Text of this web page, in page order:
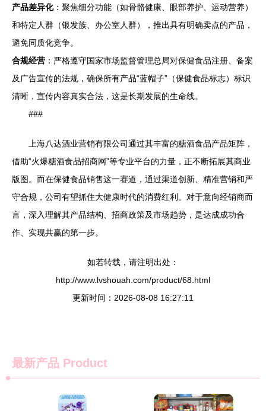
产品差异化：聚焦细分功能（如骨骼健康、眼部养护、运动营养）
和特定人群（银发族、办公室人群），推出具有明确卖点的产品，
避免同质化竞争。
合规经营 ：严格遵守国家市场监督管理总局对保健食品注册、备案
及广告宣传的法规，确保所有产品“蓝帽子”（保健食品标志）标识
清晰，宣传内容真实合法，这是长期发展的生命线。
###
上海八达酒业营销有限公司通过其丰富的糖酒食品产品矩阵，
借助“火爆糖酒食品招商网”等专业平台的力量，正不断拓展其商业
版图。而在保健食品销售这一赛道，通过渠道创新、精准营销和严
守合规，公司有望抓住大健康时代的消费红利。对于意向经销商而
言，深入理解其产品结构、招商政策及市场趋势，是达成成功合
作、实现共赢的第一步。
如若转载，请注明出处：
http://www.lvshouah.com/product/68.html
更新时间：2026-08-08 16:27:11
最新产品 Product